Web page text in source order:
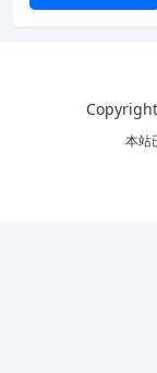
本站